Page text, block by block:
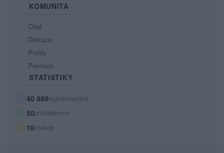
KOMUNITA
Chat
Diskuze
Profily
Premium
STATISTIKY
40 889registrovaných
50přihlášených
10chatuje